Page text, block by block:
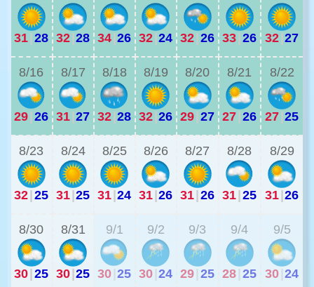
31|28 32|28 34|26 32|24 32|26 33|26 32|27
8/16
29|26
8/17
31|27
8/18
32|28
8/19
32|26
8/20
29|27
8/21
27|26
8/22
27|25
8/23
32|25
8/24
31|25
8/25
31|24
8/26
31|26
8/27
31|26
8/28
31|25
8/29
31|26
8/30
30|25
8/31
30|25
9/1
30 25
9/2
30 24
9/3
29 25
9/4
28 25
9/5
30 24